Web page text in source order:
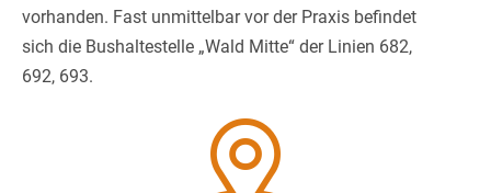
vorhanden. Fast unmittelbar vor der Praxis befindet
sich die Bushaltestelle „Wald Mitte“ der Linien 682,
692, 693.